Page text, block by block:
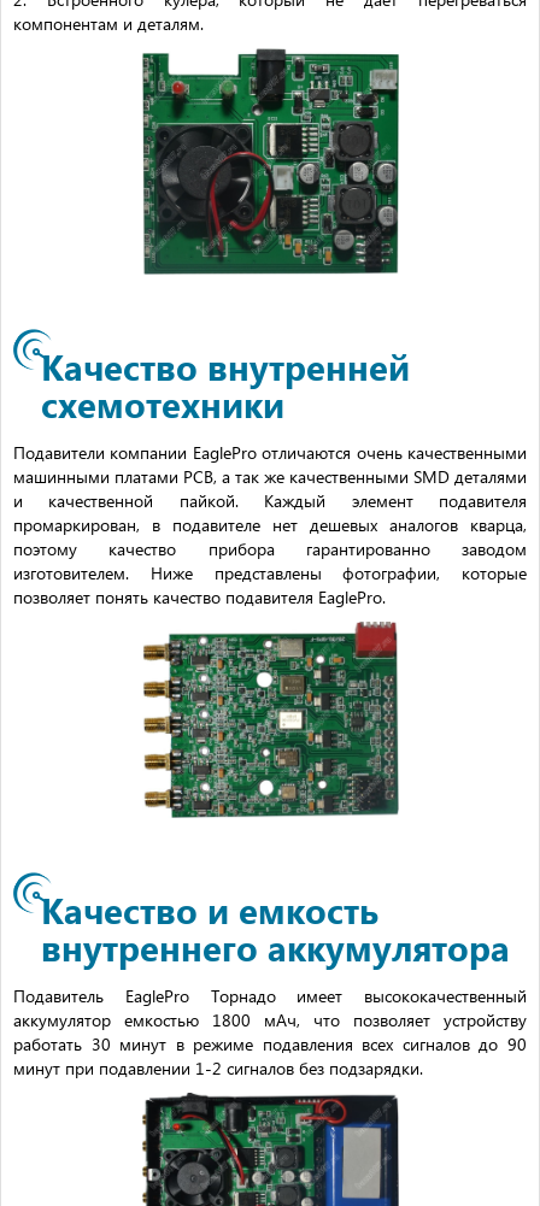
компонентам и деталям.
Качество внутренней
схемотехники
Подавители компании EaglePro отличаются очень качественными
машинными платами PCB, а так же качественными SMD деталями
и качественной пайкой. Каждый элемент подавителя
промаркирован, в подавителе нет дешевых аналогов кварца,
поэтому качество прибора гарантированно заводом
изготовителем. Ниже представлены фотографии, которые
позволяет понять качество подавителя EaglePro.
Качество и емкость
внутреннего аккумулятора
Подавитель EaglePro Торнадо имеет высококачественный
аккумулятор емкостью 1800 мАч, что позволяет устройству
работать 30 минут в режиме подавления всех сигналов до 90
минут при подавлении 1-2 сигналов без подзарядки.